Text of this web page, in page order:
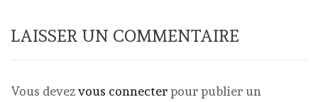
LAISSER UN COMMENTAIRE
Vous devezvous connecterpour publier un